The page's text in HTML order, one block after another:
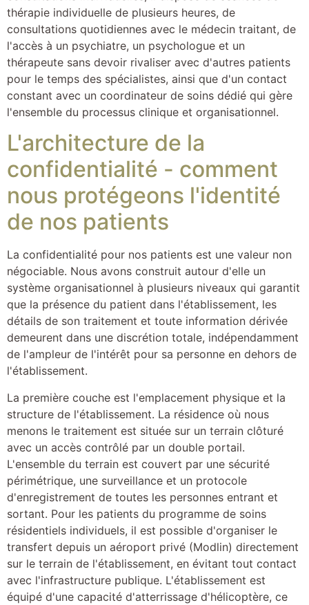
thérapie individuelle de plusieurs heures, de
consultations quotidiennes avec le médecin traitant, de
l'accès à un psychiatre, un psychologue et un
thérapeute sans devoir rivaliser avec d'autres patients
pour le temps des spécialistes, ainsi que d'un contact
constant avec un coordinateur de soins dédié qui gère
l'ensemble du processus clinique et organisationnel.
L'architecture de la
confidentialité - comment
nous protégeons l'identité
de nos patients
La confidentialité pour nos patients est une valeur non
négociable. Nous avons construit autour d'elle un
système organisationnel à plusieurs niveaux qui garantit
que la présence du patient dans l'établissement, les
détails de son traitement et toute information dérivée
demeurent dans une discrétion totale, indépendamment
de l'ampleur de l'intérêt pour sa personne en dehors de
l'établissement.
La première couche est l'emplacement physique et la
structure de l'établissement. La résidence où nous
menons le traitement est située sur un terrain clôturé
avec un accès contrôlé par un double portail.
L'ensemble du terrain est couvert par une sécurité
périmétrique, une surveillance et un protocole
d'enregistrement de toutes les personnes entrant et
sortant. Pour les patients du programme de soins
résidentiels individuels, il est possible d'organiser le
transfert depuis un aéroport privé (Modlin) directement
sur le terrain de l'établissement, en évitant tout contact
avec l'infrastructure publique. L'établissement est
équipé d'une capacité d'atterrissage d'hélicoptère, ce